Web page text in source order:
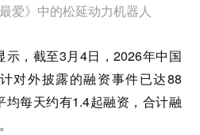
爱》中的松延动力机器人
示，截至3月4日，2026年中国
对外披露的融资事件已达88
均每天约有1.4起融资，合计融